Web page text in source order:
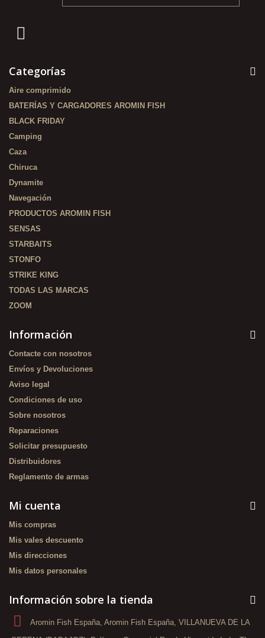
Categorías
Aire comprimido
BATERÍAS Y CARGADORES AROMIN FISH
BLACK FRIDAY
Camping
Caza
Chiruca
Dynamite
Navegación
PRODUCTOS AROMIN FISH
SENSAS
STARBAITS
STONFO
STRIKE KING
TODAS LAS MARCAS
ZOOM
Información
Contacte con nosotros
Envíos y Devoluciones
Aviso legal
Condiciones de uso
Sobre nosotros
Reparaciones
Solicitar presupuesto
Distribuidores
Reglamento de armas
Mi cuenta
Mis compras
Mis vales descuento
Mis direcciones
Mis datos personales
Información sobre la tienda
Aromin Fish España, Aromin Fish España, VILLANUEVA DE LA